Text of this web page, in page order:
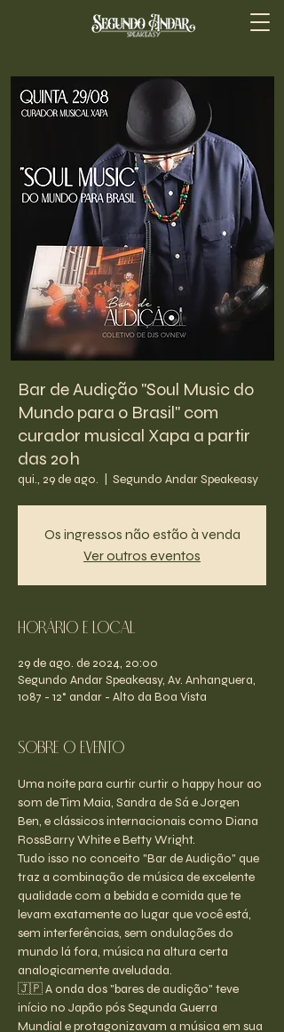
Bar de Audição "Soul Music do
Mundo para o Brasil" com
curador musical Xapa a partir
das 20h
qui., 29 de ago. Segundo Andar Speakeasy
Os ingressos não estão à venda
Ver outros eventos
Horário e Local
29 de ago. de 2024, 20:00
Segundo Andar Speakeasy, Av. Anhanguera,
1087 - 12° andar - Alto da Boa Vista
Sobre o evento
Uma noite para curtir curtir o happy hour ao
som de Tim Maia, Sandra de Sá e Jorgen
Ben, e clássicos internacionais como Diana
RossBarry White e Betty Wright.
Tudo isso no conceito "Bar de Audição" que
traz a combinação de música de excelente
qualidade com a bebida e comida que te
levam exatamente ao lugar que você está,
sem interferências, sem ondulações do
mundo lá fora, música na altura certa
analogicamente aveludada.
🇯🇵 A onda dos "bares de audição" teve
início no Japão pós Segunda Guerra
Mundial e protagonizavam a música em sua